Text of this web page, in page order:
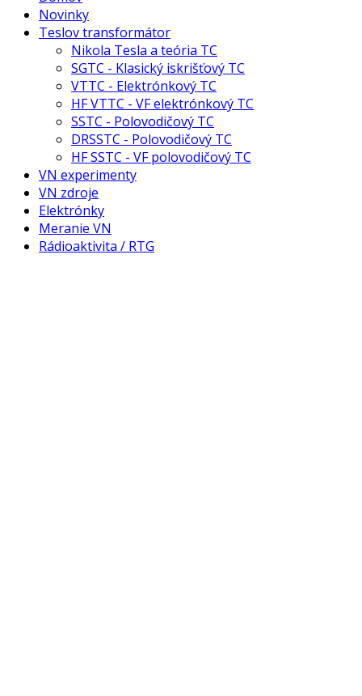
Novinky
Teslov transformátor
Nikola Tesla a teória TC
SGTC - Klasický iskrišťový TC
VTTC - Elektrónkový TC
HF VTTC - VF elektrónkový TC
SSTC - Polovodičový TC
DRSSTC - Polovodičový TC
HF SSTC - VF polovodičový TC
VN experimenty
VN zdroje
Elektrónky
Meranie VN
Rádioaktivita / RTG